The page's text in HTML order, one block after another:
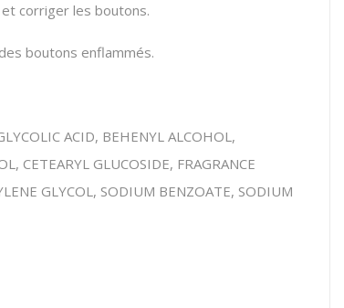
corriger les boutons.
boutons enflammés.
ACID, BEHENYL ALCOHOL,
CETEARYL GLUCOSIDE, FRAGRANCE
GLYCOL, SODIUM BENZOATE, SODIUM